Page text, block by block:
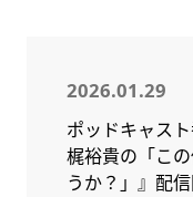
2026.01.29
ポッドキャス
梶裕貴の「こ
うか？」』配